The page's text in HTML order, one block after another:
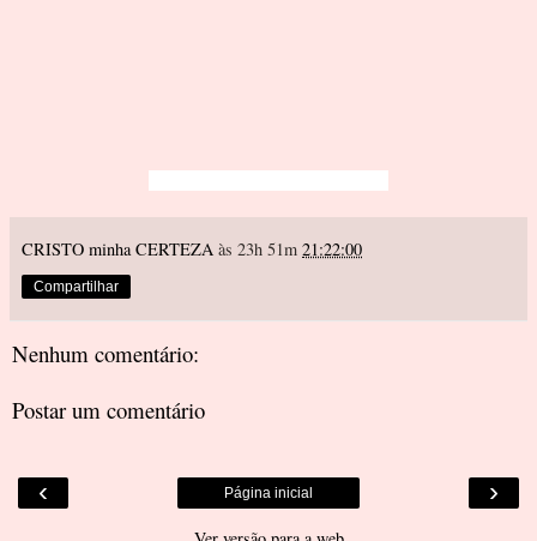
CRISTO minha CERTEZA às 23h 51m 21:22:00
Compartilhar
Nenhum comentário:
Postar um comentário
‹ ›
Página inicial